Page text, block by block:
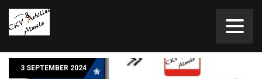
3 SEPTEMBER 2024